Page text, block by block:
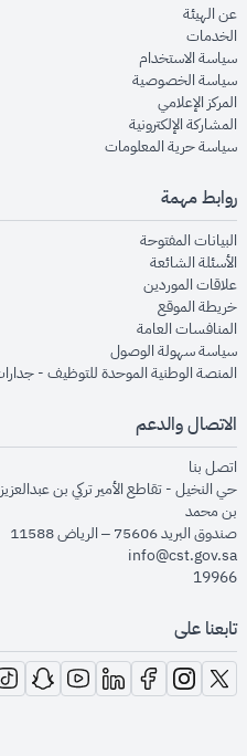
عن الهيئةopens in new window
الخدماتopens in new window
سياسة الاستخدام
سياسة الخصوصيةin new window
المركز الإعلاميopens in new window
المشاركة الإلكترونيةin new window
سياسة حرية المعلوماتin new window
روابط مهمة
البيانات المفتوحةopens in new window
الأسئلة الشائعةopens in new window
علاقات الموردينopens in new window
خريطة الموقعopens in new window
المنافسات العامةin new window
سياسة سهولة الوصولin new window
المنصة الوطنية الموحدة للتوظيف -
الاتصال والدعم
اتصل بنا
حي النخيل - تقاطع الأمير تركي بن
بن محمد
صندوق البريد 75606 – الرياض 11588
info@cst.gov.sa
19966
تابعنا على
opens in new window
opens in new window
opens in new window
in new window
new window